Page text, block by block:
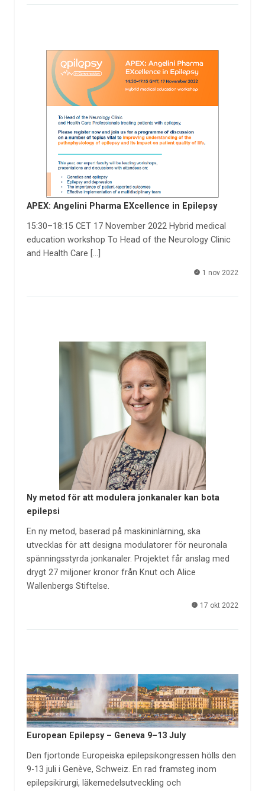
APEX: Angelini Pharma EXcellence in Epilepsy
15:30–18:15 CET 17 November 2022 Hybrid medical
education workshop To Head of the Neurology Clinic
and Health Care […]
1 nov 2022
Ny metod för att modulera jonkanaler kan bota
epilepsi
En ny metod, baserad på maskininlärning, ska
utvecklas för att designa modulatorer för neuronala
spänningsstyrda jonkanaler. Projektet får anslag med
drygt 27 miljoner kronor från Knut och Alice
Wallenbergs Stiftelse.
17 okt 2022
European Epilepsy – Geneva 9–13 July
Den fjortonde Europeiska epilepsikongressen hölls den
9-13 juli i Genève, Schweiz. En rad framsteg inom
epilepsikirurgi, läkemedelsutveckling och